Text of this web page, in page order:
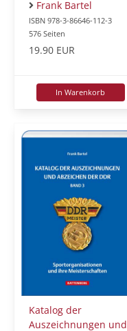
Frank Bartel
ISBN 978-3-86646-112-3
576 Seiten
19.90 EUR
In Warenkorb
Katalog der
Auszeichnungen und